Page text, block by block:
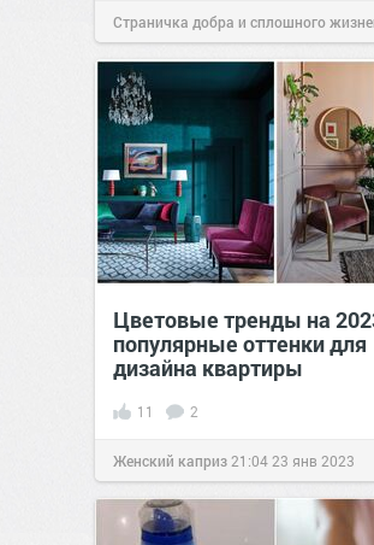
Страничка добра и сплошного
позитива!08:0801 фев 2022
Цветовые тренды на
популярные оттенки для
дизайна квартиры
11 2
Женский каприз 21:04 23 янв 2023